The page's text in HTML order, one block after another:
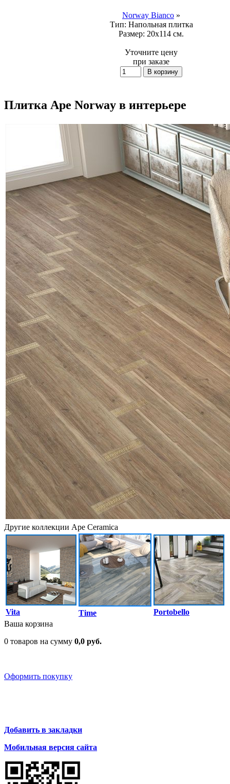
Norway Bianco »
Тип: Напольная плитка
Размер: 20x114 см.
Уточните цену
при заказе
Плитка Ape Norway в интерьере
Другие коллекции Ape Ceramica
Vita Time
Portobello
Ваша корзина
0 товаров на сумму 0,0 руб.
Оформить покупку
Добавить в закладки
Мобильная версия сайта